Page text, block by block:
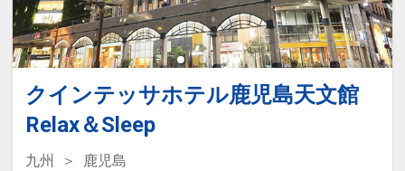
クインテッサホテル鹿児島天文館
Relax＆Sleep
九州
鹿児島